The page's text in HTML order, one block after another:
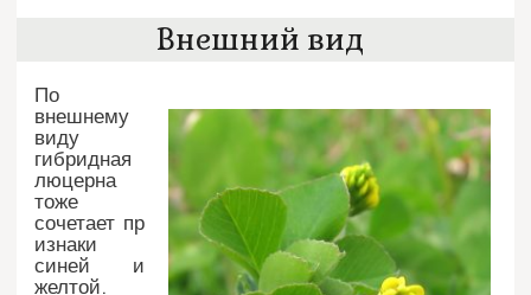
Внешний вид
По
внешнему
виду
гибридная
люцерна
тоже
сочетает пр
изнаки
синей и
желтой.